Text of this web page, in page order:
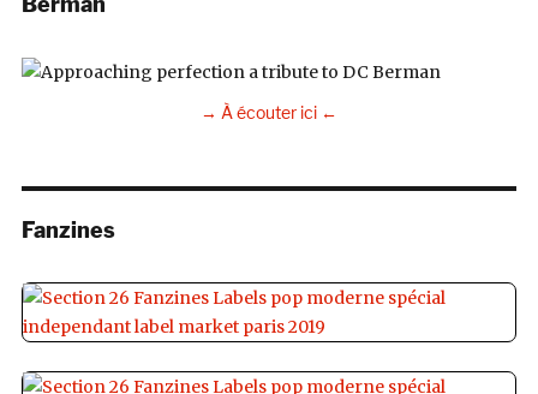
→ À écouter ici ←
Fanzines